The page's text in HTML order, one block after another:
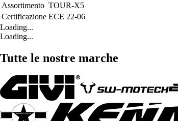
Assortimento TOUR-X5
Certificazione ECE 22-06
Loading...
Loading...
Tutte le nostre marche